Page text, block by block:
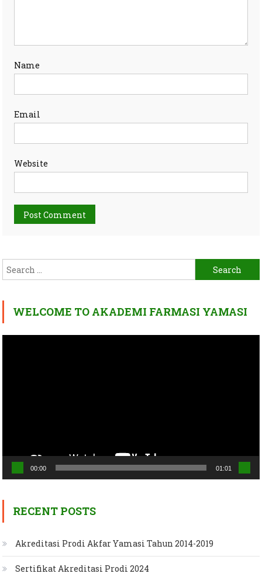
Name
Email
Website
Search
for:
WELCOME TO AKADEMI FARMASI YAMASI
00:00 01:01
RECENT POSTS
Akreditasi Prodi Akfar Yamasi Tahun 2014-2019
Sertifikat Akreditasi Prodi 2024